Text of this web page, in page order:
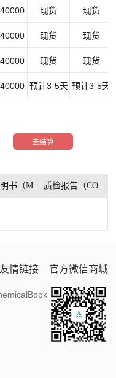
现货 现货
现货 现货
现货 现货
预计3-5天 预计3-5天
去结算
安全技术说明书（MSDS） 质检报告（COA）
友情链接 官方微信商城